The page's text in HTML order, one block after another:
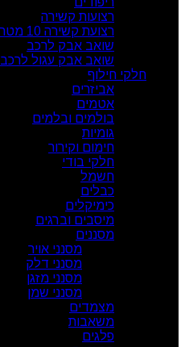
רצועות קשירה
רצועת קשירה 10 מטר 5 טון
שואב אבק לרכב
שואב אבק עגול לרכב
חלקי חילוף
אביזרים
אטמים
בולמים ובלמים
גומיות
חימום וקירור
חלקי בודי
חשמל
כבלים
כימיקלים
מיסבים וברגים
מסננים
מסנני אויר
מסנני דלק
מסנני מזגן
מסנני שמן
מצמדים
משאבות
פלגים